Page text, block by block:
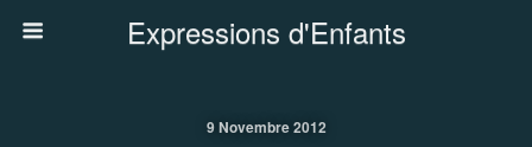
Expressions d'Enfants
9 Novembre 2012